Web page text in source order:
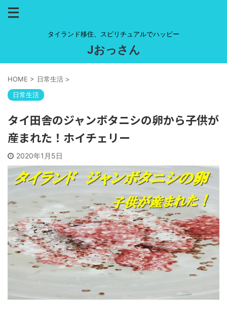
タイランド移住、スピリチュアルでハッピー
Jおっさん
HOME > 日常生活 >
日常生活
タイ田舎のジャンボタニシの卵から子供が
産まれた！ホイチェリー
2020年1月5日